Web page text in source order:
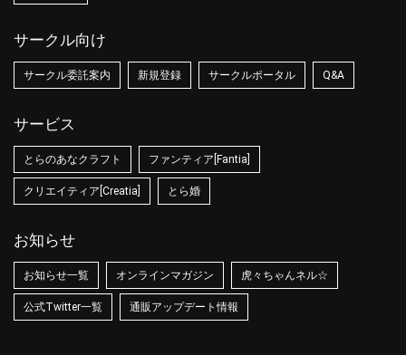
サークル向け
サークル委託案内 新規登録 サークルポータル Q&A
サービス
とらのあなクラフト ファンティア[Fantia]
クリエイティア[Creatia] とら婚
お知らせ
お知らせ一覧 オンラインマガジン 虎々ちゃんネル☆
公式Twitter一覧 通販アップデート情報